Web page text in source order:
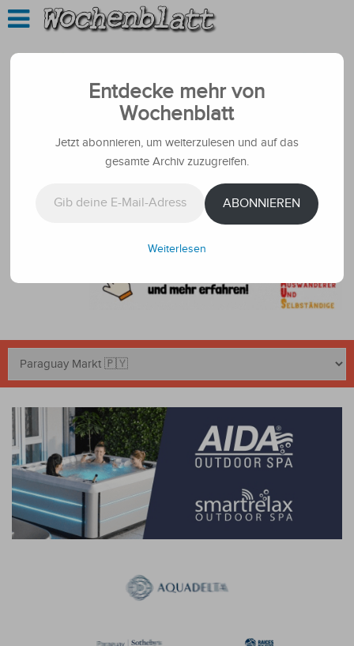
Entdecke mehr von
Wochenblatt
Jetzt abonnieren, um weiterzulesen und auf das
gesamte Archiv zuzugreifen.
ABONNIEREN
Weiterlesen